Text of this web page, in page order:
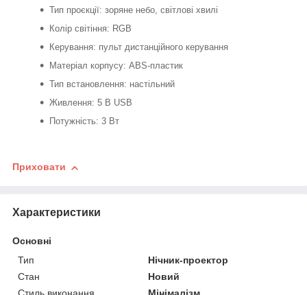
Тип проєкції: зоряне небо, світлові хвилі
Колір світіння: RGB
Керування: пульт дистанційного керування
Матеріал корпусу: ABS-пластик
Тип встановлення: настільний
Живлення: 5 В USB
Потужність: 3 Вт
Приховати
Характеристики
Основні
Тип
Нічник-проектор
Стан
Новий
Стиль виконання
Мінімалізм